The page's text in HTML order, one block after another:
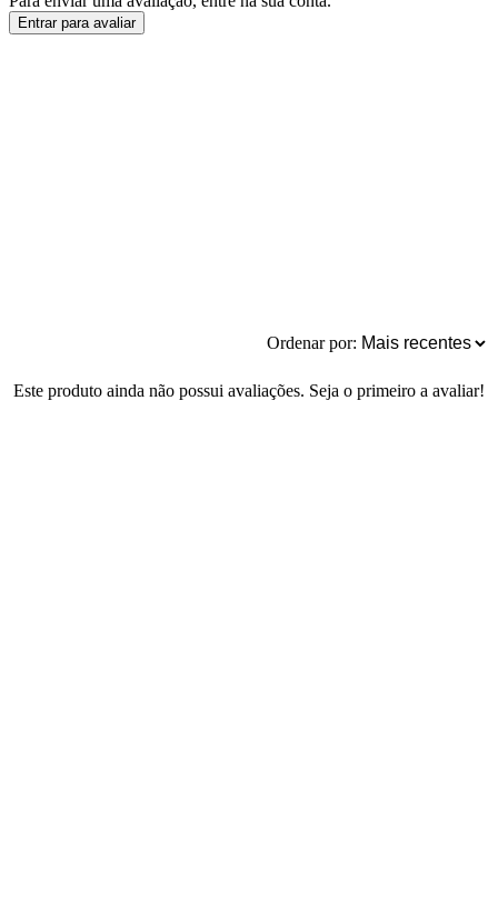
Entrar para avaliar
Ordenar por:
Este produto ainda não possui avaliações. Seja o primeiro a avaliar!